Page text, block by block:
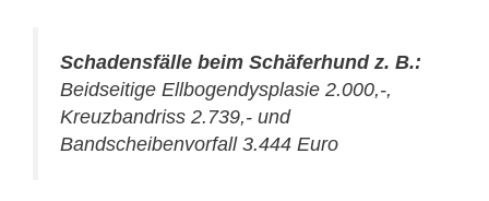
Schadensfälle beim Schäferhund z. B.:
Beidseitige Ellbogendysplasie 2.000,-,
Kreuzbandriss 2.739,- und
Bandscheibenvorfall 3.444 Euro